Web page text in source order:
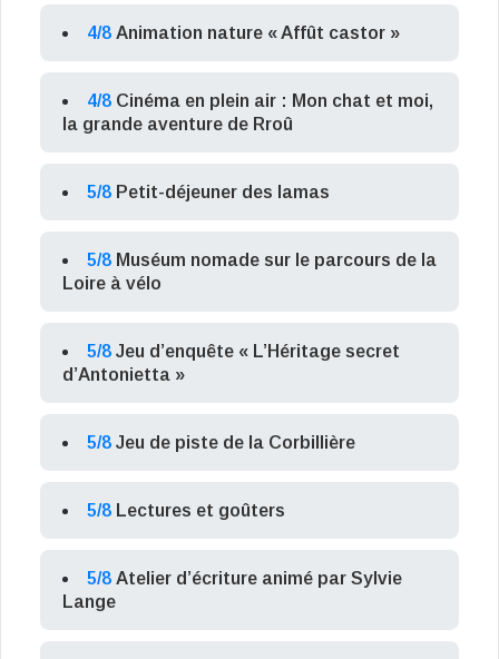
4/8 Animation nature « Affût castor »
4/8 Cinéma en plein air : Mon chat et moi,
la grande aventure de Rroû
5/8 Petit-déjeuner des lamas
5/8 Muséum nomade sur le parcours de la
Loire à vélo
5/8 Jeu d’enquête « L’Héritage secret
d’Antonietta »
5/8 Jeu de piste de la Corbillière
5/8 Lectures et goûters
5/8 Atelier d’écriture animé par Sylvie
Lange